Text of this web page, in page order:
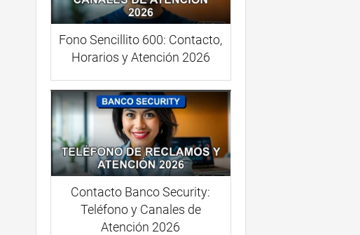
Fono Sencillito 600: Contacto,
Horarios y Atención 2026
Contacto Banco Security:
Teléfono y Canales de
Atención 2026